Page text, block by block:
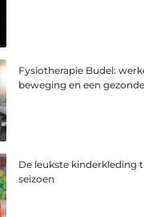
Fysiotherapie Budel:
beweging en een
De leukste kinderkleding
seizoen